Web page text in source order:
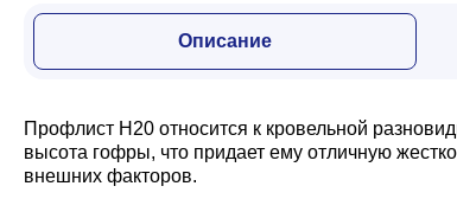
Дача и сад
Другие товары
Описание
Профлист Н20 относится к кровельной
высота гофры, что придает ему отличную
внешних факторов.